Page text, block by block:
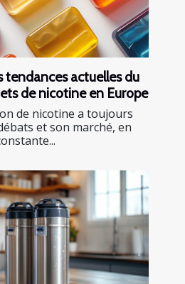
tendances actuelles du
de nicotine en Europe
de nicotine a toujours
et son marché, en